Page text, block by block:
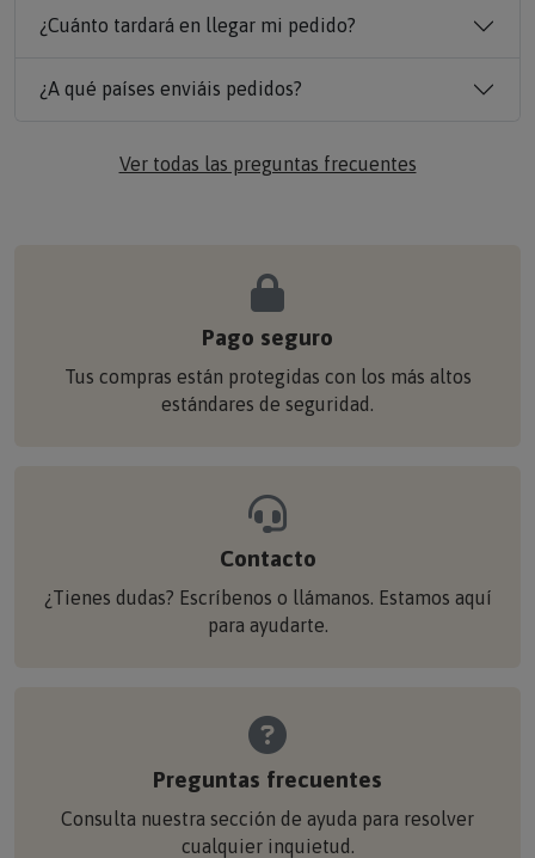
¿Cuánto tardará en llegar mi pedido?
¿A qué países enviáis pedidos?
Ver todas las preguntas frecuentes
Pago seguro
Tus compras están protegidas con los más altos
estándares de seguridad.
Contacto
¿Tienes dudas? Escríbenos o llámanos. Estamos aquí
para ayudarte.
Preguntas frecuentes
Consulta nuestra sección de ayuda para resolver
cualquier inquietud.